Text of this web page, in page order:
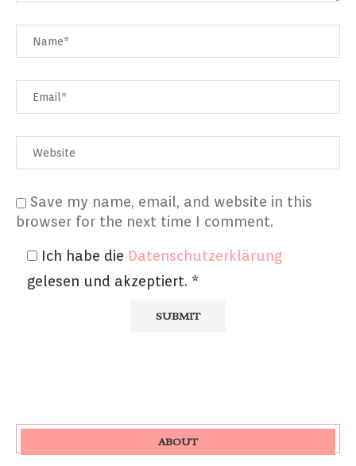
Save my name, email, and website in this
browser for the next time I comment.
Ich habe die Datenschutzerklärung
gelesen und akzeptiert. *
ABOUT